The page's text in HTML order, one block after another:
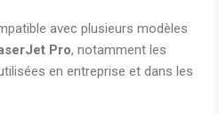
avec plusieurs modèles
Pro, notamment les
en entreprise et dans les